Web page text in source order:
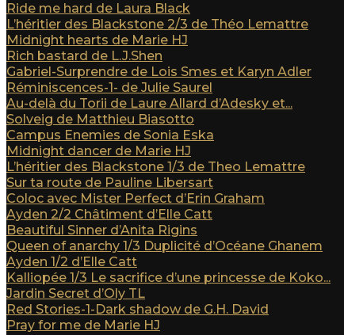
Ride me hard de Laura Black
L’héritier des Blackstone 2/3 de Théo Lemattre
Midnight hearts de Marie HJ
Rich bastard de L.J.Shen
Gabriel-Surprendre de Lois Smes et Karyn Adler
Réminiscences-1- de Julie Saurel
Au-delà du Torii de Laure Allard d’Adesky et...
Solveig de Matthieu Biasotto
Campus Enemies de Sonia Eska
Midnight dancer de Marie HJ
L’héritier des Blackstone 1/3 de Theo Lemattre
Sur ta route de Pauline Libersart
Coloc avec Mister Perfect d’Erin Graham
Ayden 2/2 Châtiment d’Elle Catt
Beautiful Sinner d’Anita Rigins
Queen of anarchy 1/3 Duplicité d’Océane Ghanem
Ayden 1/2 d’Elle Catt
Kalliopée 1/3 Le sacrifice d’une princesse de Koko...
Jardin Secret d’Oly TL
Red Stories-1-Dark shadow de G.H. David
Pray for me de Marie HJ